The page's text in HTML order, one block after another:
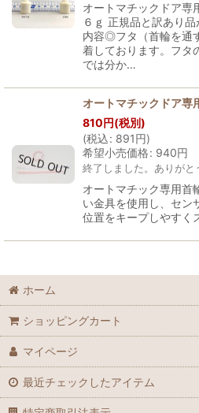
オートマチックドア専
６ｇ 正規品と訳あり
内容◎フタ（首輪を通
着しております。フタ
では分か…
オートマチックドア
810円(税別)
(税込: 891円)
希望小売価格: 940円
終了しました。ありがと
オートマチック専用
い金具を使用し、セン
位置をキープしやすく
ホーム
ショッピングカート
マイページ
最近チェックしたアイテム